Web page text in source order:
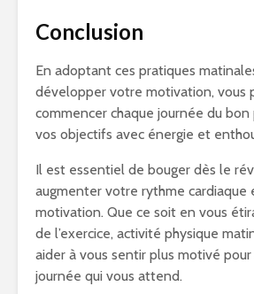
Conclusion
En adoptant ces pratiques
développer votre motivation, vous
commencer chaque journée du
vos objectifs avec énergie et
Il est essentiel de bouger dès le
augmenter votre rythme cardiaque
motivation. Que ce soit en vous
de l’exercice, activité physique
aider à vous sentir plus motivé
journée qui vous attend.